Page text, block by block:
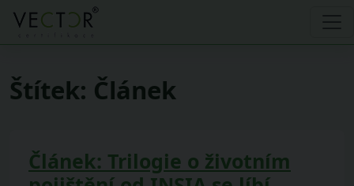
Štítek: Článek
Článek: Trilogie o životním